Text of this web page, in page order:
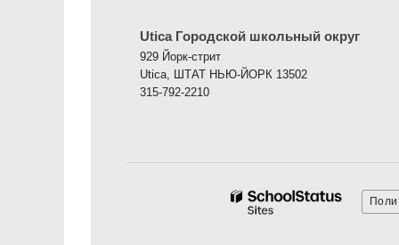
Utica Городской школьный округ
929 Йорк-стрит
Utica, ШТАТ НЬЮ-ЙОРК 13502
315-792-2210